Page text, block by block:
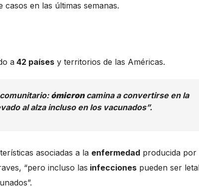
en las últimas semanas.
a 42 países y territorios de las Américas.
ómicroncamina a convertirse en la
al alza incluso en los vacunados”.
asociadas a la enfermedad producida por
“pero incluso las infecciones pueden ser